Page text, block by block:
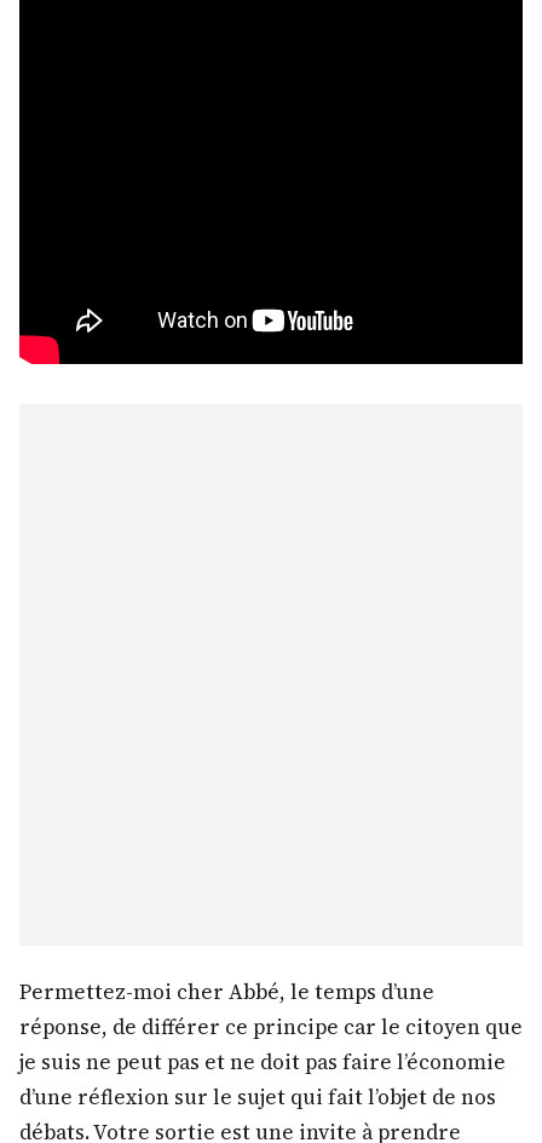
Permettez-moi cher Abbé, le temps d’une
réponse, de différer ce principe car le citoyen que
je suis ne peut pas et ne doit pas faire l’économie
d’une réflexion sur le sujet qui fait l’objet de nos
débats. Votre sortie est une invite à prendre